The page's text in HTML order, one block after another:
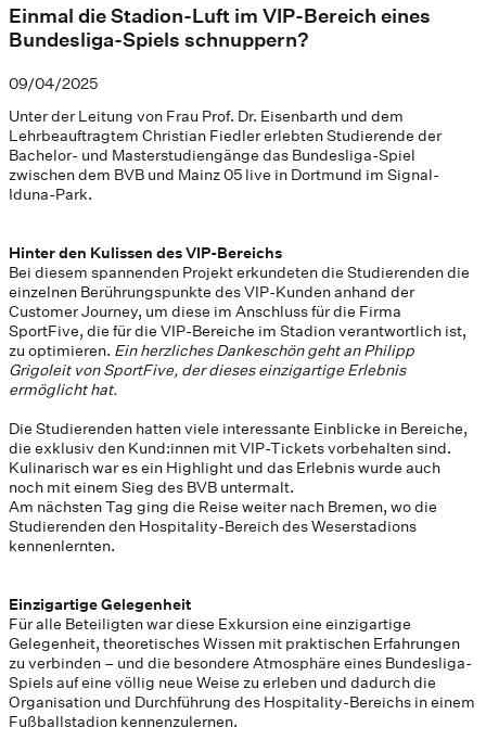
Einmal die Stadion-Luft im VIP-Bereich eines
Bundesliga-Spiels schnuppern?
09/04/2025
Unter der Leitung von Frau Prof. Dr. Eisenbarth und dem
Lehrbeauftragtem Christian Fiedler erlebten Studierende der
Bachelor- und Masterstudiengänge das Bundesliga-Spiel
zwischen dem BVB und Mainz 05 live in Dortmund im Signal-
Iduna-Park.
Hinter den Kulissen des VIP-Bereichs
Bei diesem spannenden Projekt erkundeten die Studierenden die
einzelnen Berührungspunkte des VIP-Kunden anhand der
Customer Journey, um diese im Anschluss für die Firma
SportFive, die für die VIP-Bereiche im Stadion verantwortlich ist,
zu optimieren. Ein herzliches Dankeschön geht an Philipp
Grigoleit von SportFive, der dieses einzigartige Erlebnis
ermöglicht hat.
Die Studierenden hatten viele interessante Einblicke in Bereiche,
die exklusiv den Kund:innen mit VIP-Tickets vorbehalten sind.
Kulinarisch war es ein Highlight und das Erlebnis wurde auch
noch mit einem Sieg des BVB untermalt.
Am nächsten Tag ging die Reise weiter nach Bremen, wo die
Studierenden den Hospitality-Bereich des Weserstadions
kennenlernten.
Einzigartige Gelegenheit
Für alle Beteiligten war diese Exkursion eine einzigartige
Gelegenheit, theoretisches Wissen mit praktischen Erfahrungen
zu verbinden – und die besondere Atmosphäre eines Bundesliga-
Spiels auf eine völlig neue Weise zu erleben und dadurch die
Organisation und Durchführung des Hospitality-Bereichs in einem
Fußballstadion kennenzulernen.